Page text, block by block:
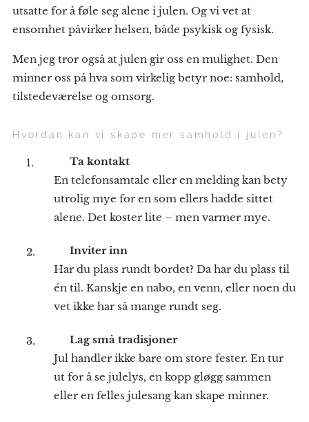
utsatte for å føle seg alene i julen. Og vi vet at
ensomhet påvirker helsen, både psykisk og fysisk.
Men jeg tror også at julen gir oss en mulighet. Den
minner oss på hva som virkelig betyr noe: samhold,
tilstedeværelse og omsorg.
Hvordan kan vi skape mer samhold i julen?
Ta kontakt
En telefonsamtale eller en melding kan bety
utrolig mye for en som ellers hadde sittet
alene. Det koster lite – men varmer mye.
Inviter inn
Har du plass rundt bordet? Da har du plass til
én til. Kanskje en nabo, en venn, eller noen du
vet ikke har så mange rundt seg.
Lag små tradisjoner
Jul handler ikke bare om store fester. En tur
ut for å se julelys, en kopp gløgg sammen
eller en felles julesang kan skape minner.